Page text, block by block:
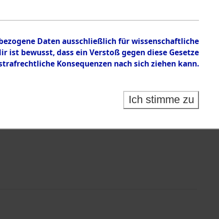
Daten ausschließlich für wissenschaftliche
bewusst, dass ein Verstoß gegen diese Gesetze
Konsequenzen nach sich ziehen kann.
Ich stimme zu